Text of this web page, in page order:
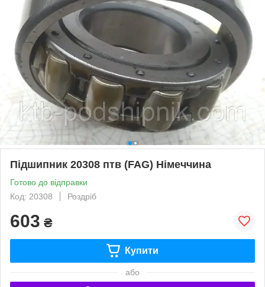
Підшипник 20308 птв (FAG) Німеччина
Готово до відправки
Код: 20308
Роздріб
603 ₴
Купити
або